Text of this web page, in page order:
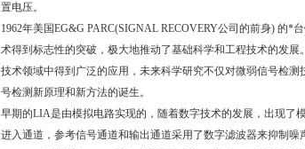
置电压。
1962年美国EG&G PARC(SIGNAL RECOVERY公司的前身) 的
术得到标志性的突破，极大地推动了基础科学和工程技术的发
技术领域中得到广泛的应用，未来科学研究不仅对微弱信号检
号检测新原理和新方法的诞生。
早期的LIA是由模拟电路实现的，随着数字技术的发展，出现
进入通道，参考信号通道和输出通道采用了数字滤波器来抑制